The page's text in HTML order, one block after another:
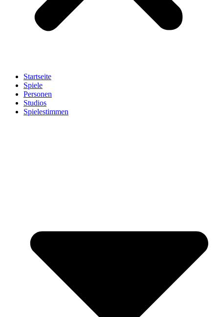
Startseite
Spiele
Personen
Studios
Spielestimmen